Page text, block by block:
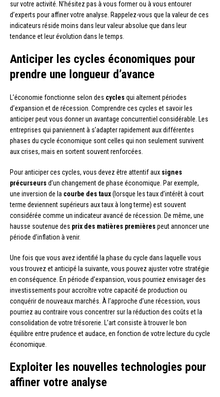
sur votre activité. N’hésitez pas à vous former ou à vous entourer
d’experts pour affiner votre analyse. Rappelez-vous que la valeur de ces
indicateurs réside moins dans leur valeur absolue que dans leur
tendance et leur évolution dans le temps.
Anticiper les cycles économiques pour
prendre une longueur d’avance
L’économie fonctionne selon des cycles qui alternent périodes
d’expansion et de récession. Comprendre ces cycles et savoir les
anticiper peut vous donner un avantage concurrentiel considérable. Les
entreprises qui parviennent à s’adapter rapidement aux différentes
phases du cycle économique sont celles qui non seulement survivent
aux crises, mais en sortent souvent renforcées.
Pour anticiper ces cycles, vous devez être attentif aux signes
précurseurs d’un changement de phase économique. Par exemple,
une inversion de la courbe des taux(lorsque les taux d’intérêt à court
terme deviennent supérieurs aux taux à long terme) est souvent
considérée comme un indicateur avancé de récession. De même, une
hausse soutenue des prix des matières premières peut annoncer une
période d’inflation à venir.
Une fois que vous avez identifié la phase du cycle dans laquelle vous
vous trouvez et anticipé la suivante, vous pouvez ajuster votre stratégie
en conséquence. En période d’expansion, vous pourriez envisager des
investissements pour accroître votre capacité de production ou
conquérir de nouveaux marchés. À l’approche d’une récession, vous
pourriez au contraire vous concentrer sur la réduction des coûts et la
consolidation de votre trésorerie. L’art consiste à trouver le bon
équilibre entre prudence et audace, en fonction de votre lecture du cycle
économique.
Exploiter les nouvelles technologies pour
affiner votre analyse